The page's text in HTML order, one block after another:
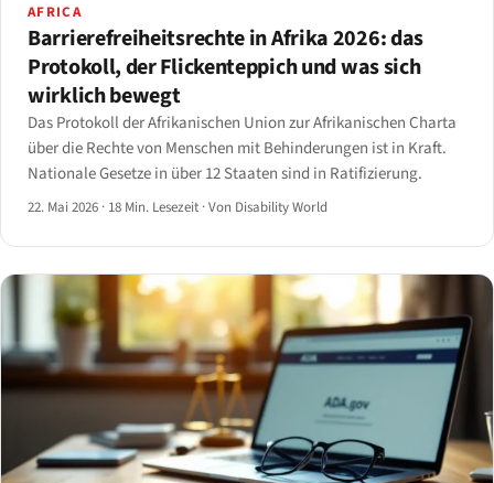
AFRICA
Barrierefreiheitsrechte in Afrika 2026: das
Protokoll, der Flickenteppich und was sich
wirklich bewegt
Das Protokoll der Afrikanischen Union zur Afrikanischen Charta
über die Rechte von Menschen mit Behinderungen ist in Kraft.
Nationale Gesetze in über 12 Staaten sind in Ratifizierung.
22. Mai 2026 · 18 Min. Lesezeit ·Von Disability World